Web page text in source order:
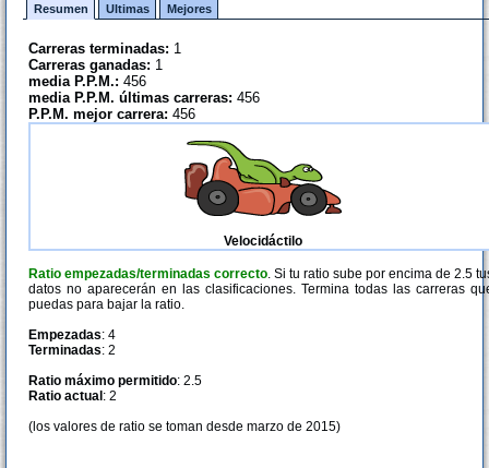
Resumen Ultimas Mejores
Carreras terminadas: 1
Carreras ganadas: 1
media P.P.M.: 456
media P.P.M. últimas carreras: 456
P.P.M. mejor carrera: 456
Velocidáctilo
Ratio empezadas/terminadas correcto. Si tu ratio sube por encima de 2.5
datos no aparecerán en las clasificaciones. Termina todas las carreras
puedas para bajar la ratio.
Empezadas: 4
Terminadas: 2
Ratio máximo permitido: 2.5
Ratio actual : 2
(los valores de ratio se toman desde marzo de 2015)